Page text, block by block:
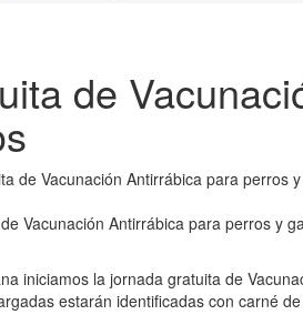
de
Vacunación Antirrábica para perros y
iniciamos la jornada gratuita de
estarán identificadas con carné